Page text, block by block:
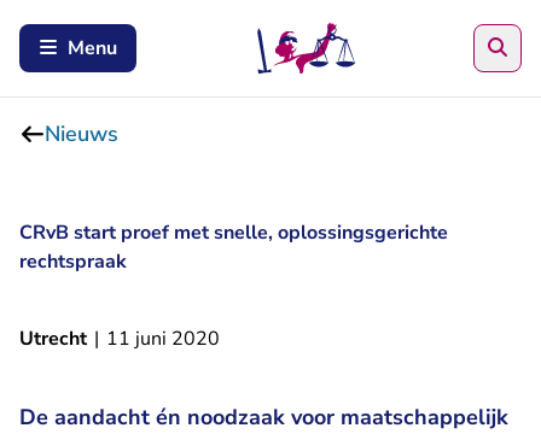
Menu
Nieuws
CRvB start proef met snelle, oplossingsgerichte
rechtspraak
Utrecht | 11 juni 2020
De aandacht én noodzaak voor maatschappelijk